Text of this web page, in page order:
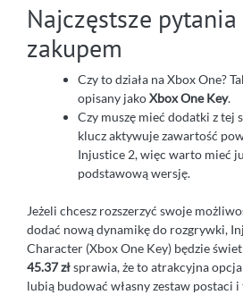
Najczęstsze
zakupem
Czy to działa na Xbox One?
opisany jakoXbox One Key.
Czy muszę mieć dodatki z tej
klucz aktywuje zawartość
Injustice 2, więc warto mieć
podstawową wersję.
Jeżeli chcesz rozszerzyć swoje
dodać nową dynamikę do rozgrywki,
Character (Xbox One Key) będzie
45.37 złsprawia, że to atrakcyjna
lubią budować własny zestaw postaci